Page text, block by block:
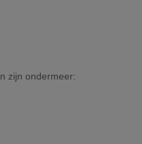
zijn ondermeer: